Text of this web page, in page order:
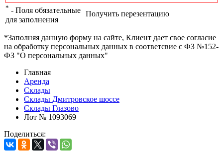
* - Поля обязательные
для заполнения
Получить перезентацию
*Заполняя данную форму на сайте, Клиент дает свое согласие
на обработку персональных данных в соответсвие с ФЗ №152-
ФЗ "О персональных данных"
Главная
Аренда
Склады
Склады Дмитровское шоссе
Склады Глазово
Лот № 1093069
Поделиться: